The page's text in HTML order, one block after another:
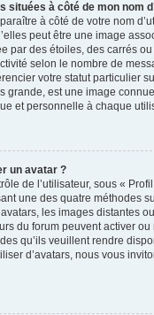
situées à côté de mon nom
à côté de votre nom
peut être une image
par des étoiles, des carrés
selon le nombre de
votre statut particulier
grande, est une image
et personnelle à chaque
un avatar ?
de l’utilisateur, sous «
une des quatre méthodes
les images distantes
du forum peuvent activer
qu’ils veuillent rendre
d’avatars, nous vous